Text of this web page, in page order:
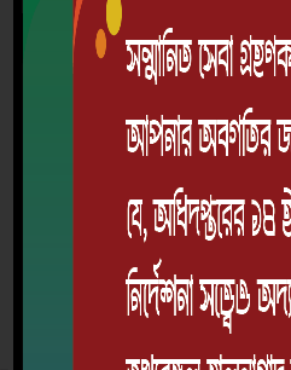
চরমুগরিয়া
গ্রাম/রাস্তা: চরমুগরিয়া, ডাকঘর:
মাদারীপুর,
স্থাপিতঃ ১৯৩১
EIIN: 110731 | MPO
ডাউনলোড অ্যাপ